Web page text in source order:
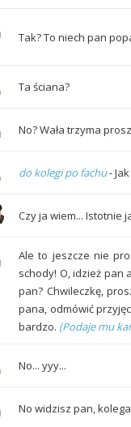
Tak? To niech pan
Ta ściana?
No? Wała trzyma
do kolegi po fachu-
Czy ja wiem... Istotnie
Ale to jeszcze nie
schody! O, idzież pan
pan? Chwileczkę,
pana, odmówić
bardzo. (Podaje mu
No... yyy...
No widzisz pan,